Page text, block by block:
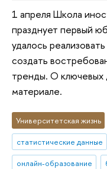
1 апреля Школа
празднует первый
удалось
создать
тренды. О
материале.
Университетская жизнь
статистические данные
онлайн-образование